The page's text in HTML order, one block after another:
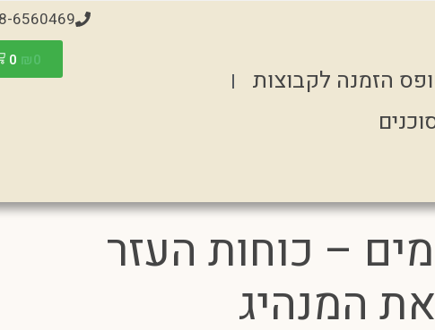
הזמנה לקבוצות
6560469
₪0
0
– כוחות העזר
המנהיג